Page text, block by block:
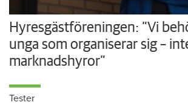
Hyresgästföreningen: ”Vi
unga som organiserar sig –
marknadshyror”
Tester